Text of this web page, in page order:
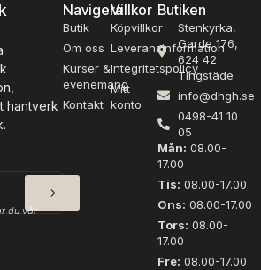
hantverk
SKICKA
du vår
Navigera
Butik
Om oss
Kurser &
evenemang
Kontakt
Villkor
Köpvillkor
Leveransinformation
Integritetspolicy
Mitt
konto
Butiken
Stenkyrka,
Garde 176,
624 42
Tingstäde
info@dhgh.se
0498-41 10
05
Mån: 08.00-
17.00
Tis: 08.00-17.00
Ons: 08.00-17.00
Tors: 08.00-
17.00
Fre: 08.00-17.00